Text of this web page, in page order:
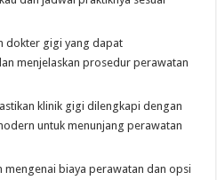
dokter gigi yang dapat
menjelaskan prosedur perawatan
klinik gigi dilengkapi dengan
untuk menunjang perawatan
mengenai biaya perawatan dan opsi